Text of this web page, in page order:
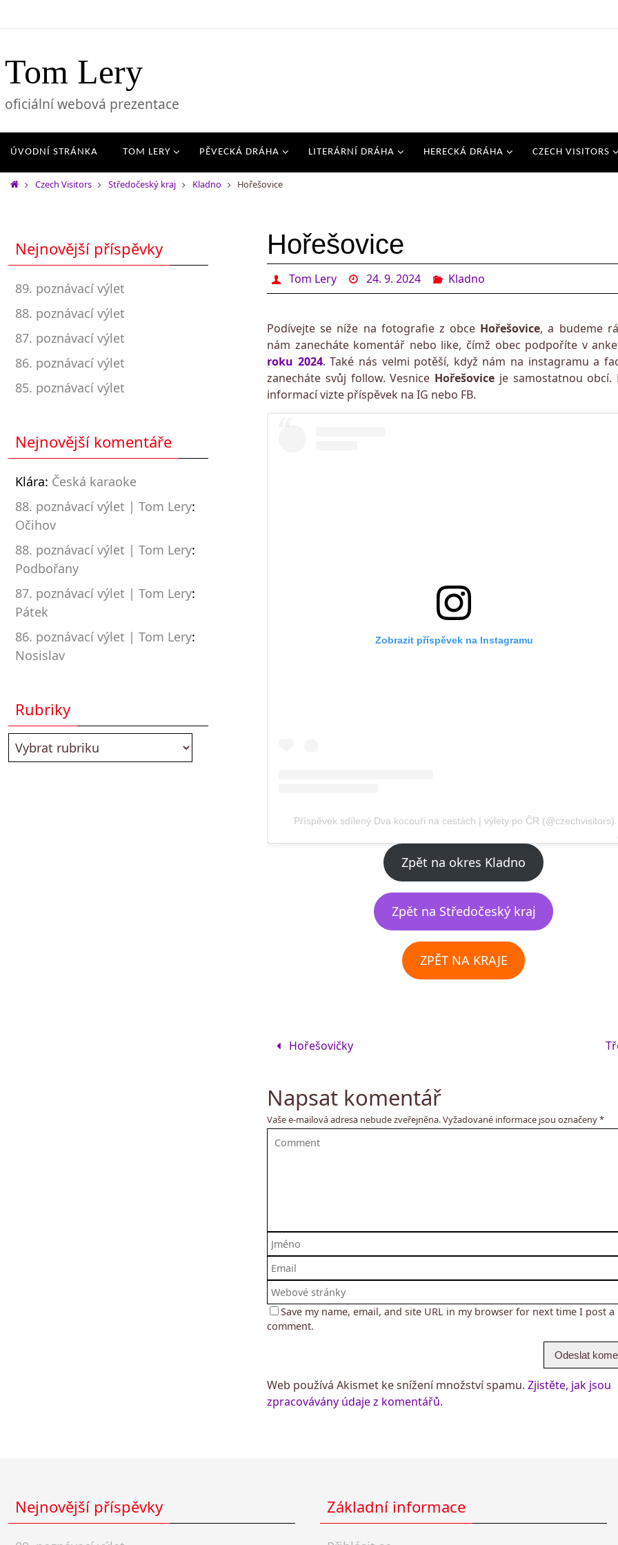
Tom Lery
oficiální webová prezentace
ÚVODNÍ STRÁNKA TOM LERY PĚVECKÁ DRÁHA LITERÁRNÍ DRÁHA HERECKÁ DRÁHA CZECH VISITORS
Czech Visitors Středočeský kraj Kladno Hořešovice
Hořešovice
Tom Lery 24. 9. 2024 Kladno
Podívejte se níže na fotografie z obce Hořešovice, a budeme
nám zanecháte komentář nebo like, čímž obec podpoříte v
roku 2024. Také nás velmi potěší, když nám na instagramu a
zanecháte svůj follow. Vesnice Hořešovice je samostatnou obcí.
informací vizte příspěvek na IG nebo FB.
Zobrazit příspěvek na Instagramu
Příspěvek sdílený Dva kocouři na cestách | výlety po ČR (@czechvisitors)
Zpět na okres Kladno
Zpět na Středočeský kraj
ZPĚT NA KRAJE
Hořešovičky
Napsat komentář
Vaše e-mailová adresa nebude zveřejněna.Vyžadované informace jsou označeny*
Save my name, email, and site URL in my browser for next time I post a
comment.
Web používá Akismet ke snížení množství spamu. Zjistěte, jak jsou
zpracovávány údaje z komentářů.
Nejnovější příspěvky
89. poznávací výlet
88. poznávací výlet
87. poznávací výlet
86. poznávací výlet
85. poznávací výlet
Nejnovější komentáře
Klára: Česká karaoke
88. poznávací výlet | Tom Lery:
Očihov
88. poznávací výlet | Tom Lery:
Podbořany
87. poznávací výlet | Tom Lery:
Pátek
86. poznávací výlet | Tom Lery:
Nosislav
Rubriky
Nejnovější příspěvky Základní informace